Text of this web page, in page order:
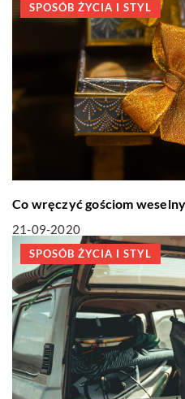
SPOSÓB ŻYCIA I STYL
Co wręczyć gościom
21-09-2020
SPOSÓB ŻYCIA I STYL